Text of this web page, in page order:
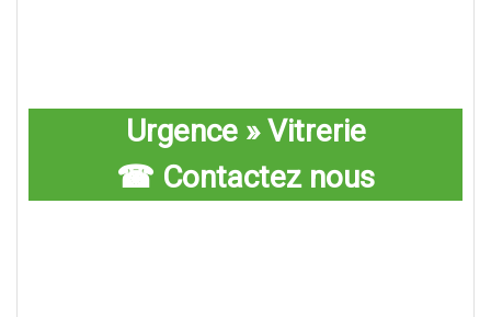
Urgence » Vitrerie
☎ Contactez nous